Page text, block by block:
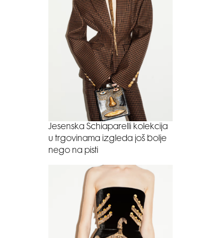
Jesenska Schiaparelli kolekcija
u trgovinama izgleda još bolje
nego na pisti